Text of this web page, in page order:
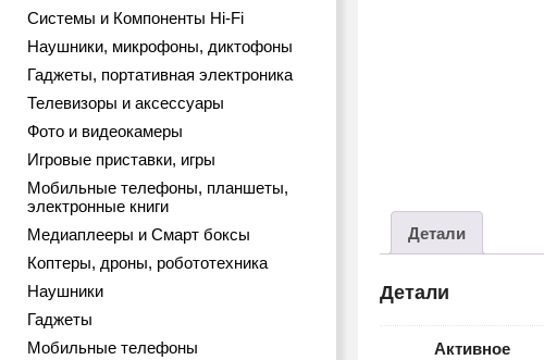
Системы и Компоненты Hi-Fi
Наушники, микрофоны, диктофоны
Гаджеты, портативная электроника
Телевизоры и аксессуары
Фото и видеокамеры
Игровые приставки, игры
Мобильные телефоны, планшеты,
электронные книги
Медиаплееры и Смарт боксы
Коптеры, дроны, робототехника
Наушники
Гаджеты
Мобильные телефоны
Детали
Детали
Активное